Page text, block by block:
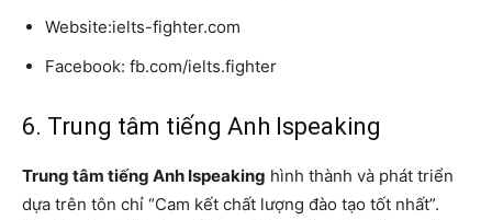
Website:ielts-fighter.com
Facebook: fb.com/ielts.fighter
6. Trung tâm tiếng Anh Ispeaking
Trung tâm tiếng Anh Ispeaking hình thành và phát triển
dựa trên tôn chỉ “Cam kết chất lượng đào tạo tốt nhất”.